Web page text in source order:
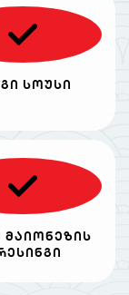
სოუსი
მაიონეზის